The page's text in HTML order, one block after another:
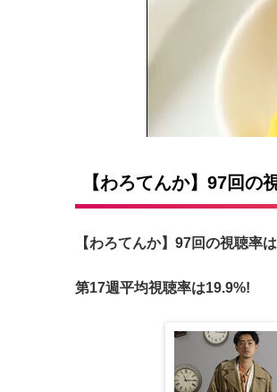
【わろてんか】97回の
【わろてんか】97回の視聴率
第17週平均視聴率は19.9%!